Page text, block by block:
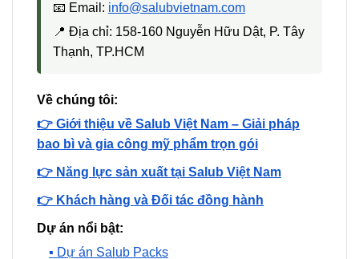
📧 Email: info@salubvietnam.com
📍 Địa chỉ: 158-160 Nguyễn Hữu Dật, P. Tây
Thạnh, TP.HCM
Về chúng tôi:
👉 Giới thiệu về Salub Việt Nam – Giải pháp
bao bì và gia công mỹ phẩm trọn gói
👉 Năng lực sản xuất tại Salub Việt Nam
👉 Khách hàng và Đối tác đồng hành
Dự án nổi bật:
▪️ Dự án Salub Packs